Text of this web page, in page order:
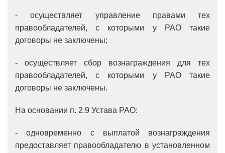
- осуществляет управление правами тех
правообладателей, с которыми у РАО такие
договоры не заключены;
- осуществляет сбор вознаграждения для тех
правообладателей, с которыми у РАО такие
договоры не заключены.
На основании п. 2.9 Устава РАО:
- одновременно с выплатой вознаграждения
предоставляет правообладателю в установленном